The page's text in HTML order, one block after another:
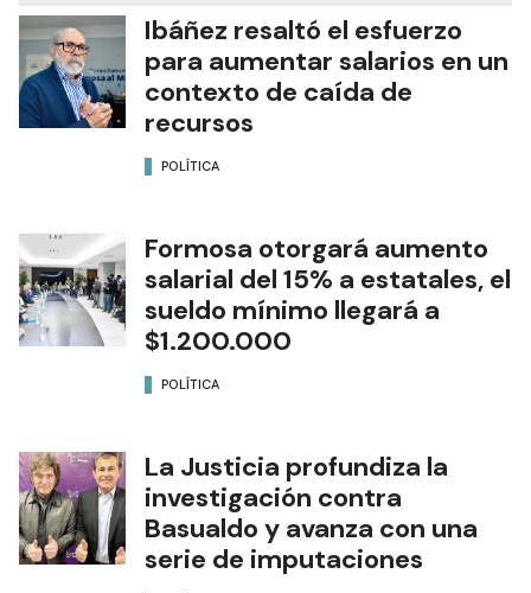
Ibáñez resaltó el esfuerzo
para aumentar salarios en un
contexto de caída de
recursos
POLÍTICA
Formosa otorgará aumento
salarial del 15% a estatales, el
sueldo mínimo llegará a
$1.200.000
POLÍTICA
La Justicia profundiza la
investigación contra
Basualdo y avanza con una
serie de imputaciones